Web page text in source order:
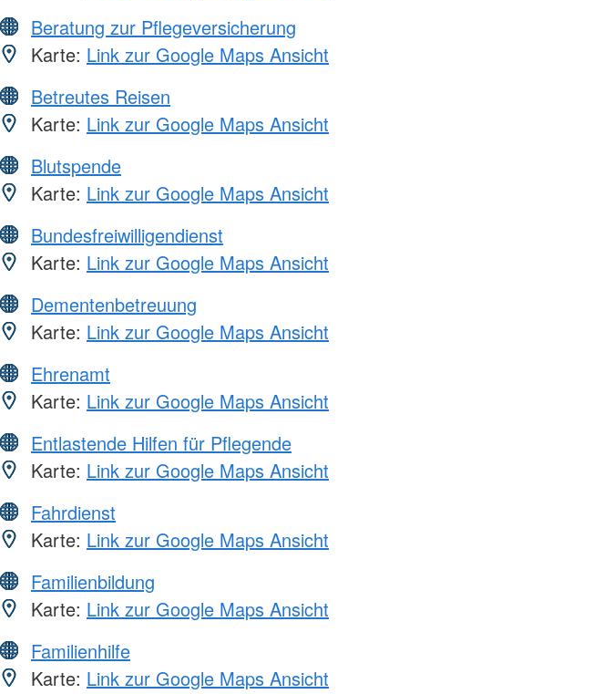
Beratung zur Pflegeversicherung
Karte: Link zur Google Maps Ansicht
Betreutes Reisen
Karte: Link zur Google Maps Ansicht
Blutspende
Karte: Link zur Google Maps Ansicht
Bundesfreiwilligendienst
Karte: Link zur Google Maps Ansicht
Dementenbetreuung
Karte: Link zur Google Maps Ansicht
Ehrenamt
Karte: Link zur Google Maps Ansicht
Entlastende Hilfen für Pflegende
Karte: Link zur Google Maps Ansicht
Fahrdienst
Karte: Link zur Google Maps Ansicht
Familienbildung
Karte: Link zur Google Maps Ansicht
Familienhilfe
Karte: Link zur Google Maps Ansicht